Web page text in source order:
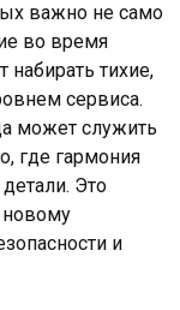
важно не само
во время
тихие,
сервиса.
может служить
где гармония
Это
новому
и